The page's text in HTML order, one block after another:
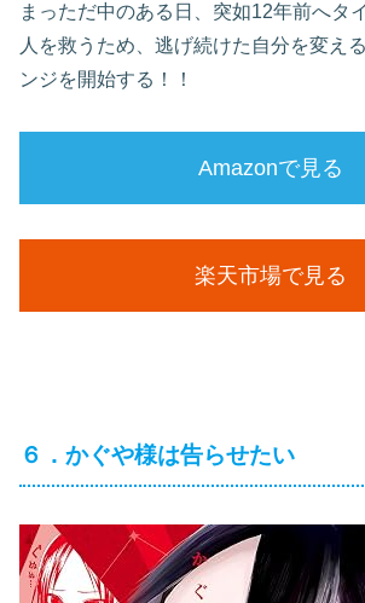
まっただ中のある日、突如12年前へタ
人を救うため、逃げ続けた自分を変え
ンジを開始する！！
Amazonで見る
楽天市場で見る
６．かぐや様は告らせたい